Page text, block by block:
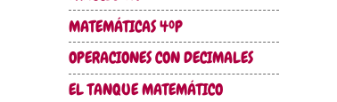
MATEMÁTICAS 4ºP
OPERACIONES CON DECIMALES
EL TANQUE MATEMÁTICO